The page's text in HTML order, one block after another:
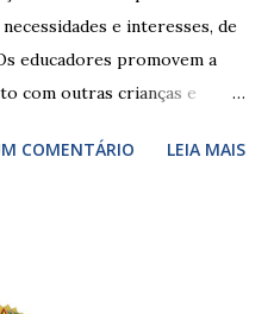
e interesses, de
educadores promovem a
com outras crianças e
uma educação integral e de
COMENTÁRIO LEIA MAIS